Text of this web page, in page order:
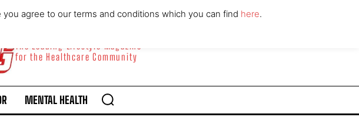
The Leading Lifestyle Magazine
for the Healthcare Community
MENTAL HEALTH
agree to our terms and conditions which you can find here.